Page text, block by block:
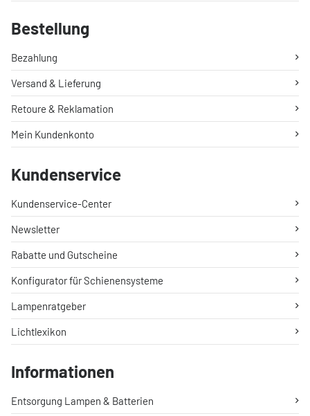
Bestellung
Bezahlung
Versand & Lieferung
Retoure & Reklamation
Mein Kundenkonto
Kundenservice
Kundenservice-Center
Newsletter
Rabatte und Gutscheine
Konfigurator für Schienensysteme
Lampenratgeber
Lichtlexikon
Informationen
Entsorgung Lampen & Batterien